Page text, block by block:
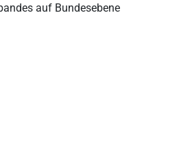
auf Bundesebene